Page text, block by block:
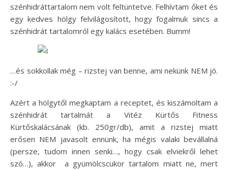
szénhidráttartalom nem volt feltüntetve. Felhívtam őket és
egy kedves hölgy felvilágosított, hogy fogalmuk sincs a
szénhidrát tartalomról egy kalács esetében. Bumm!
…és sokkollak még – rizstej van benne, ami nekünk NEM jó.
:-/
Azért a hölgytől megkaptam a receptet, és kiszámoltam a
szénhidrát tartalmát a Vitéz Kürtős Fitness
Kürtőskalácsának (kb. 250gr/db), amit a rizstej miatt
erősen NEM javasolt ennünk, ha mégis valaki bevállalná
(persze, tudom innen senki…, hogy csak elviekről lehet
szó…), akkor a gyümölcscukor tartalom miatt ne, mert